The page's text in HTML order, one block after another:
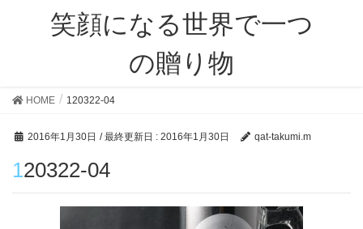
笑顔になる世界で一つ
の贈り物
HOME 120322-04
2016年1月30日 / 最終更新日 : 2016年1月30日 qat-takumi.m
120322-04